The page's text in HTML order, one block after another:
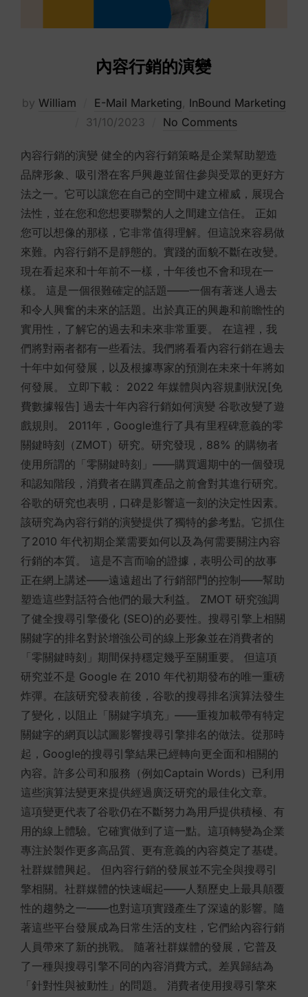
內容行銷的演變
by William E-Mail Marketing, InBound Marketing
Posted
31/10/2023 No Comments
內容行銷的演變 健全的內容行銷策略是企業幫助塑造
品牌形象、吸引潛在客戶興趣並留住參與受眾的更好方
法之一。它可以讓您在自己的空間中建立權威，展現合
法性，並在您和您想要聯繫的人之間建立信任。 正如
您可以想像的那樣，它非常值得理解。但這說來容易做
來難。內容行銷不是靜態的。實踐的面貌不斷在改變。
現在看起來和十年前不一樣，十年後也不會和現在一
樣。 這是一個很難確定的話題——一個有著迷人過去
和令人興奮的未來的話題。出於真正的興趣和前瞻性的
實用性，了解它的過去和未來非常重要。 在這裡，我
們將對兩者都有一些看法。我們將看看內容行銷在過去
十年中如何發展，以及根據專家的預測在未來十年將如
何發展。 立即下載： 2022 年媒體與內容規劃狀況[免
費數據報告] 過去十年內容行銷如何演變 谷歌改變了遊
戲規則。 2011年，Google進行了具有里程碑意義的零
關鍵時刻（ZMOT）研究。研究發現，88% 的購物者
使用所謂的「零關鍵時刻」——購買週期中的一個發現
和認知階段，消費者在購買產品之前會對其進行研究。
谷歌的研究也表明，口碑是影響這一刻的決定性因素。
該研究為內容行銷的演變提供了獨特的參考點。它抓住
了2010 年代初期企業需要如何以及為何需要關注內容
行銷的本質。 這是不言而喻的證據，表明公司的故事
正在網上講述——遠遠超出了行銷部門的控制——幫助
塑造這些對話符合他們的最大利益。 ZMOT 研究強調
了健全搜尋引擎優化 (SEO)的必要性。搜尋引擎上相關
關鍵字的排名對於增強公司的線上形象並在消費者的
「零關鍵時刻」期間保持穩定幾乎至關重要。 但這項
研究並不是 Google 在 2010 年代初期發布的唯一重磅
炸彈。在該研究發表前後，谷歌的搜尋排名演算法發生
了變化，以阻止「關鍵字填充」——重複加載帶有特定
關鍵字的網頁以試圖影響搜尋引擎排名的做法。從那時
起，Google的搜尋引擎結果已經轉向更全面和相關的
內容。許多公司和服務（例如Captain Words）已利用
這些演算法變更來提供經過廣泛研究的最佳化文章。
這項變更代表了谷歌仍在不斷努力為用戶提供積極、有
用的線上體驗。它確實做到了這一點。這項轉變為企業
專注於製作更多高品質、更有意義的內容奠定了基礎。
社群媒體興起。 但內容行銷的發展並不完全與搜尋引
擎相關。社群媒體的快速崛起——人類歷史上最具顛覆
性的趨勢之一——也對這項實踐產生了深遠的影響。隨
著這些平台發展成為日常生活的支柱，它們給內容行銷
人員帶來了新的挑戰。 隨著社群媒體的發展，它普及
了一種與搜尋引擎不同的內容消費方式。差異歸結為
「針對性與被動性」的問題。 消費者使用搜尋引擎來